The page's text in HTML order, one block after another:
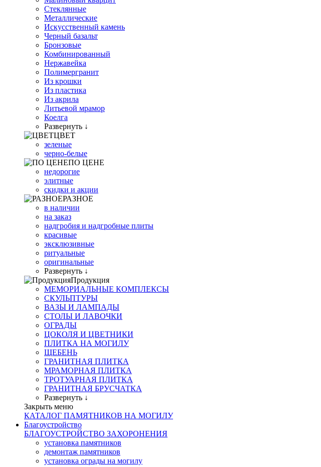
Стеклянные
Металлические
Искусственный камень
Черный базальт
Бронзовые
Комбинированный
Нержавейка
Полимергранит
Из крошки
Из пластика
Из акрила
Литьевой мрамор
Коелга
Развернуть ↓
ЦВЕТ
зеленые
черно-белые
ПО ЦЕНЕ
недорогие
элитные
скидки и акции
РАЗНОЕ
в наличии
на заказ
надгробия и надгробные плиты
красивые
эксклюзивные
ритуальные
оригинальные
Развернуть ↓
Продукция
МЕМОРИАЛЬНЫЕ КОМПЛЕКСЫ
СКУЛЬПТУРЫ
ВАЗЫ И ЛАМПАДЫ
СТОЛЫ И ЛАВОЧКИ
ОГРАДЫ
ЦОКОЛЯ И ЦВЕТНИКИ
ПЛИТКА НА МОГИЛУ
ЩЕБЕНЬ
ГРАНИТНАЯ ПЛИТКА
МРАМОРНАЯ ПЛИТКА
ТРОТУАРНАЯ ПЛИТКА
ГРАНИТНАЯ БРУСЧАТКА
Развернуть ↓
Закрыть меню
КАТАЛОГ ПАМЯТНИКОВ НА МОГИЛУ
Благоустройство
БЛАГОУСТРОЙСТВО ЗАХОРОНЕНИЯ
установка памятников
демонтаж памятников
установка ограды на могилу